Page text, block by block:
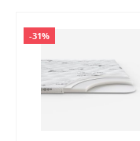
-31%